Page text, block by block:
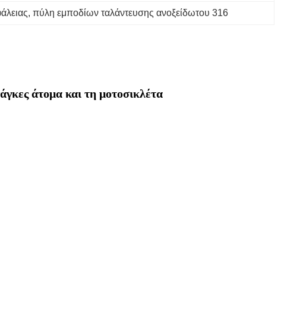
, πύλη εμποδίων ταλάντευσης ανοξείδωτου 316
άτομα και τη μοτοσικλέτα